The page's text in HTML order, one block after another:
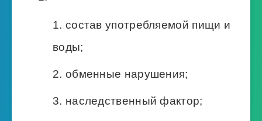
состав употребляемой пищи и
воды;
обменные нарушения;
наследственный фактор;